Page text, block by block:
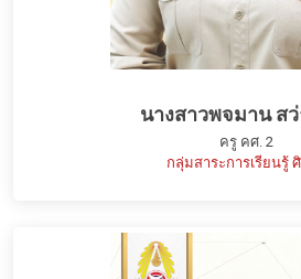
นางสาวพจมาน สว่
ครู คศ. 2
กลุ่มสาระการเรียนรู้